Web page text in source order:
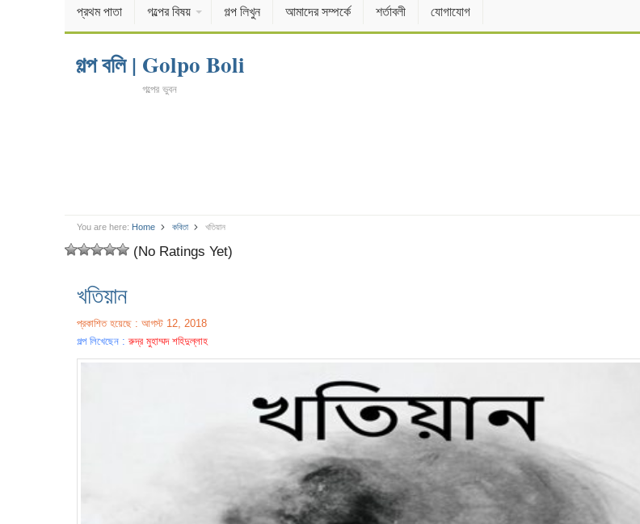
প্রথম পাতা গল্পের বিষয় গল্প লিখুন আমাদের সম্পর্কে শর্তাবলী যোগাযোগ
গল্প বলি | Golpo Boli
গল্পের ভুবন
You are here: Home কবিতা খতিয়ান
(No Ratings Yet)
খতিয়ান
প্রকাশিত হয়েছে : আগস্ট 12, 2018
গল্প লিখেছেন :রুদ্র মুহাম্মদ শহিদুল্লাহ